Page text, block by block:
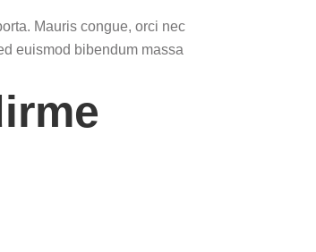
Mauris congue, orci nec
euismod bibendum massa